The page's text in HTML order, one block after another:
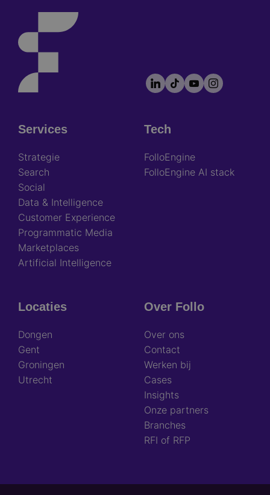
Footer
socials
LinkedIn
TikTokYouTubeInstagram
Footer
Services
Strategie
Search
Social
Data & Intelligence
Customer Experience
Programmatic Media
Marketplaces
Artificial Intelligence
Tech
FolloEngine
FolloEngine AI stack
Locaties
Dongen
Gent
Groningen
Utrecht
Over Follo
Over ons
Contact
Werken bij
Cases
Insights
Onze partners
Branches
RFI of RFP